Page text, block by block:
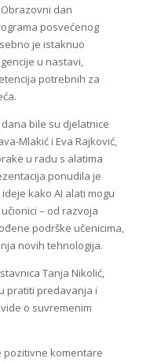
dan
posvećenog
je istaknuo
u nastavi,
potrebnih za
bile su djelatnice
Mlakić i Eva Rajković,
u radu s alatima
ponudila je
kako AI alati mogu
– od razvoja
podrške učenicima,
novih tehnologija.
Tanja Nikolić,
pratiti predavanja i
o suvremenim
pozitivne komentare